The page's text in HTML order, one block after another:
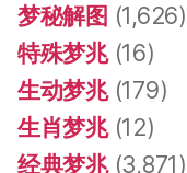
梦秘解图 (1,626)
特殊梦兆(16)
生动梦兆(179)
生肖梦兆(12)
经典梦兆(3,871)